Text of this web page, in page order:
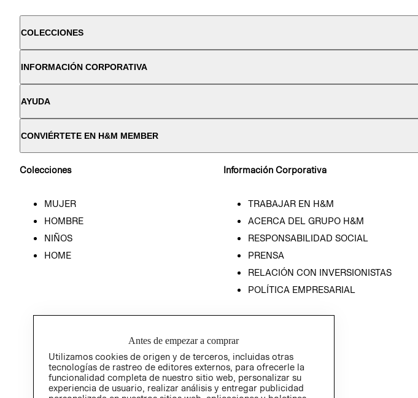
COLECCIONES
INFORMACIÓN CORPORATIVA
AYUDA
CONVIÉRTETE EN H&M MEMBER
Colecciones
MUJER
HOMBRE
NIÑOS
HOME
Información Corporativa
TRABAJAR EN H&M
ACERCA DEL GRUPO H&M
RESPONSABILIDAD SOCIAL
PRENSA
RELACIÓN CON INVERSIONISTAS
POLÍTICA EMPRESARIAL
Antes de empezar a comprar
Utilizamos cookies de origen y de terceros, incluidas otras
tecnologías de rastreo de editores externos, para ofrecerle la
funcionalidad completa de nuestro sitio web, personalizar su
experiencia de usuario, realizar análisis y entregar publicidad